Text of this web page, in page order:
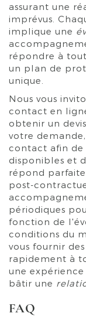
assurant une
imprévus.
implique une
répondre à
un plan de
unique.
Nous vous
contact en
obtenir un
votre
contact afin de
disponibles et
répond
post-
périodiques
fonction de
conditions du
vous fournir
rapidement à
une
bâtir une
FAQ